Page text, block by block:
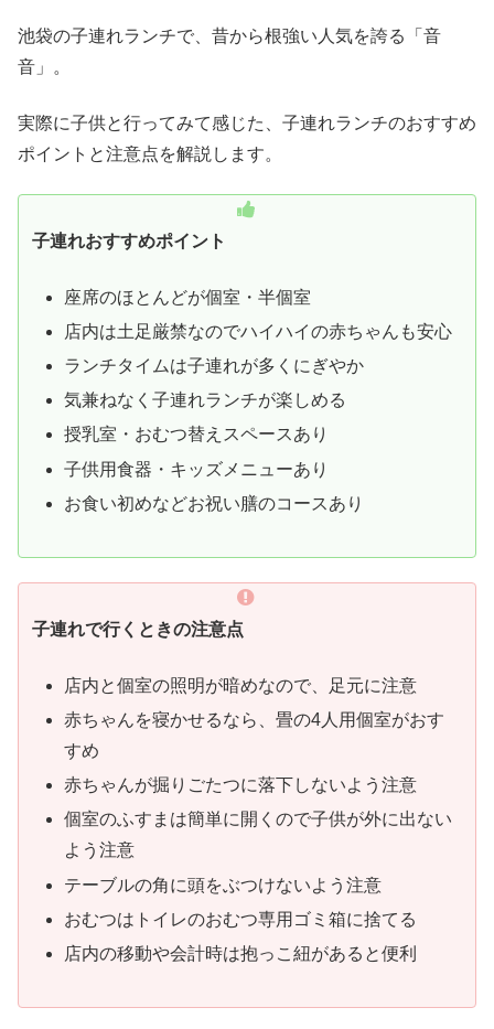
池袋の子連れランチで、昔から根強い人気を誇る「音
音」。
実際に子供と行ってみて感じた、子連れランチのおすすめ
ポイントと注意点を解説します。
子連れおすすめポイント
座席のほとんどが個室・半個室
店内は土足厳禁なのでハイハイの赤ちゃんも安心
ランチタイムは子連れが多くにぎやか
気兼ねなく子連れランチが楽しめる
授乳室・おむつ替えスペースあり
子供用食器・キッズメニューあり
お食い初めなどお祝い膳のコースあり
子連れで行くときの注意点
店内と個室の照明が暗めなので、足元に注意
赤ちゃんを寝かせるなら、畳の4人用個室がおす
すめ
赤ちゃんが掘りごたつに落下しないよう注意
個室のふすまは簡単に開くので子供が外に出ない
よう注意
テーブルの角に頭をぶつけないよう注意
おむつはトイレのおむつ専用ゴミ箱に捨てる
店内の移動や会計時は抱っこ紐があると便利